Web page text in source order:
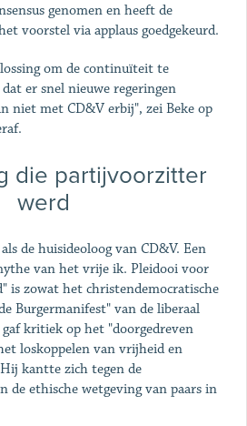
genomen en heeft de
voorstel via applaus goedgekeurd.
om de continuïteit te
er snel nieuwe regeringen
niet met CD&V erbij", zei Beke op
die partijvoorzitter
werd
de huisideoloog van CD&V. Een
van het vrije ik. Pleidooi voor
is zowat het christendemocratische
Burgermanifest" van de liberaal
kritiek op het "doorgedreven
loskoppelen van vrijheid en
kantte zich tegen de
de ethische wetgeving van paars in